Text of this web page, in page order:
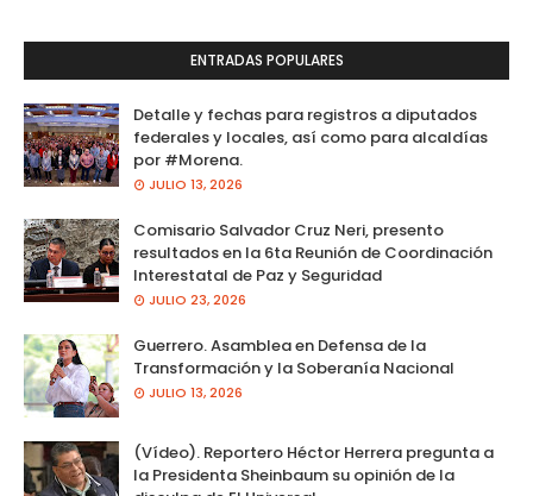
ENTRADAS POPULARES
Detalle y fechas para registros a diputados
federales y locales, así como para alcaldías
por #Morena.
JULIO 13, 2026
Comisario Salvador Cruz Neri, presento
resultados en la 6ta Reunión de Coordinación
Interestatal de Paz y Seguridad
JULIO 23, 2026
Guerrero. Asamblea en Defensa de la
Transformación y la Soberanía Nacional
JULIO 13, 2026
(Vídeo). Reportero Héctor Herrera pregunta a
la Presidenta Sheinbaum su opinión de la